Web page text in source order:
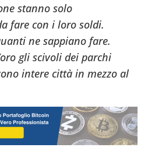
stanno solo
fare con i loro soldi.
ne sappiano fare.
gli scivoli dei parchi
intere città in mezzo al